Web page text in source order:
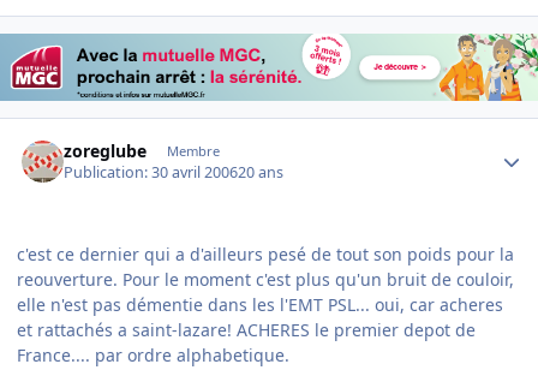
zoreglube Membre
Publication:30 avril 200620 ans
c'est ce dernier qui a d'ailleurs pesé de tout son poids pour la
reouverture. Pour le moment c'est plus qu'un bruit de couloir,
elle n'est pas démentie dans les l'EMT PSL... oui, car acheres
et rattachés a saint-lazare! ACHERES le premier depot de
France.... par ordre alphabetique.